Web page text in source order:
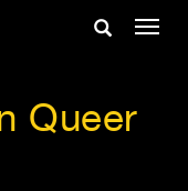
Suche
Queer